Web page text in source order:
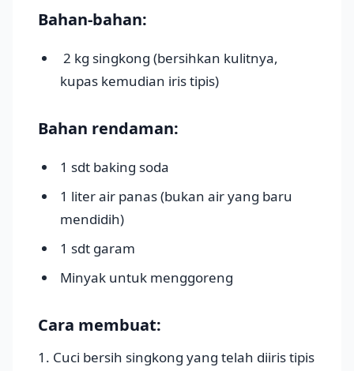
Bahan-bahan:
2 kg singkong (bersihkan kulitnya,
kupas kemudian iris tipis)
Bahan rendaman:
1 sdt baking soda
1 liter air panas (bukan air yang baru
mendidih)
1 sdt garam
Minyak untuk menggoreng
Cara membuat:
1. Cuci bersih singkong yang telah diiris tipis